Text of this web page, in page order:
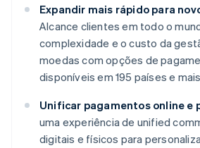
Expandir mais rápido para
Alcance clientes em todo o
complexidade e o custo da
moedas com opções de
disponíveis em 195 países e
Unificar pagamentos online e
uma experiência de unified
digitais e físicos para